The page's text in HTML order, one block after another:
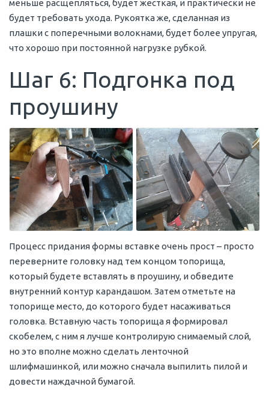
меньше расщепляться, будет жесткая, и практически не
будет требовать ухода. Рукоятка же, сделанная из
плашки с поперечными волокнами, будет более упругая,
что хорошо при постоянной нагрузке рубкой.
Шаг 6: Подгонка под
проушину
Процесс придания формы вставке очень прост – просто
переверните головку над тем концом топорища,
который будете вставлять в проушину, и обведите
внутренний контур карандашом. Затем отметьте на
топорище место, до которого будет насаживаться
головка. Вставную часть топорища я формировал
скобелем, с ним я лучше контролирую снимаемый слой,
но это вполне можно сделать ленточной
шлифмашинкой, или можно сначала выпилить пилой и
довести наждачной бумагой.